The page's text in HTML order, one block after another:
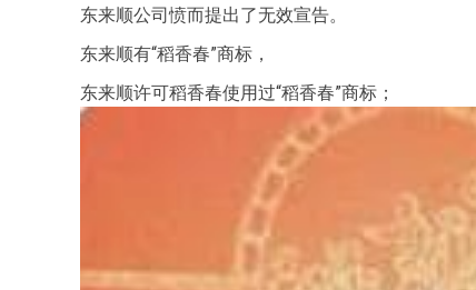
东来顺公司愤而提出了无效宣告。
东来顺有“稻香春”商标，
东来顺许可稻香春使用过“稻香春”商标；